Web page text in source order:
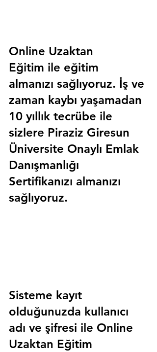
Online Uzaktan
Eğitim ile eğitim
almanızı sağlıyoruz. İş ve
zaman kaybı yaşamadan
10 yıllık tecrübe ile
sizlere Piraziz Giresun
Üniversite Onaylı Emlak
Danışmanlığı
Sertifikanızı almanızı
sağlıyoruz.
Sisteme kayıt
olduğunuzda kullanıcı
adı ve şifresi ile Online
Uzaktan Eğitim